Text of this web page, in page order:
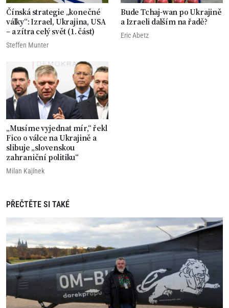
Čínská strategie „konečné
války“: Izrael, Ukrajina, USA
– a zítra celý svět (1. část)
Steffen Munter
Bude Tchaj-wan po Ukrajině
a Izraeli dalším na řadě?
Eric Abetz
„Musíme vyjednat mír,“ řekl
Fico o válce na Ukrajině a
slibuje „slovenskou
zahraniční politiku“
Milan Kajínek
PŘEČTĚTE SI TAKÉ